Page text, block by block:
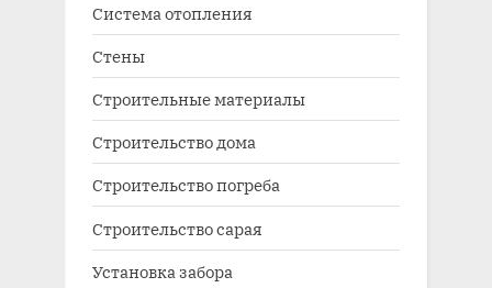
Система отопления
Стены
Строительные материалы
Строительство дома
Строительство погреба
Строительство сарая
Установка забора